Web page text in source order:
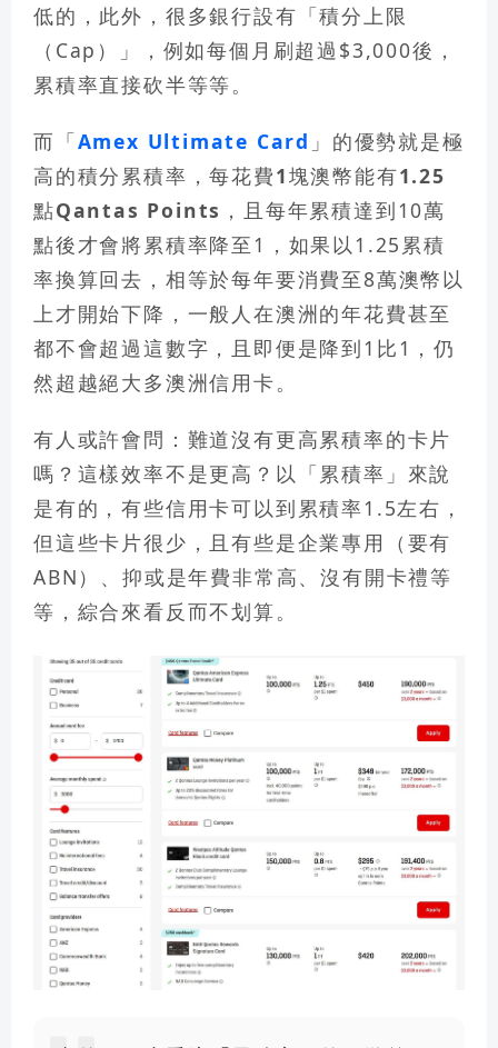
低的，此外，很多銀行設有「積分上限
（Cap）」，例如每個月刷超過$3,000後，
累積率直接砍半等等。
而「Amex Ultimate Card 」的優勢就是極
高的積分累積率，每花費1塊澳幣能有1.25
點Qantas Points ，且每年累積達到10萬
點後才會將累積率降至1，如果以1.25累積
率換算回去，相等於每年要消費至8萬澳幣以
上才開始下降，一般人在澳洲的年花費甚至
都不會超過這數字，且即便是降到1比1，仍
然超越絕大多澳洲信用卡。
有人或許會問： 難道沒有更高累積率的卡片
嗎？這樣效率不是更高？ 以「累積率」來說
是有的，有些信用卡可以到累積率1.5左右，
但這些卡片很少，且有些是企業專用（要有
ABN）、抑或是年費非常高、沒有開卡禮等
等，綜合來看反而不划算。